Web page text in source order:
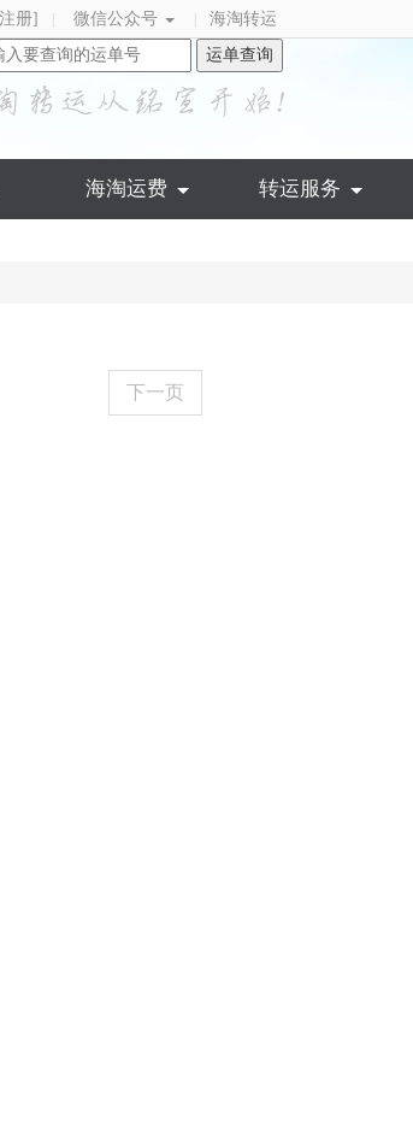
册] 微信公众号 海淘转运
运单查询
海淘运费 转运服务
下一页